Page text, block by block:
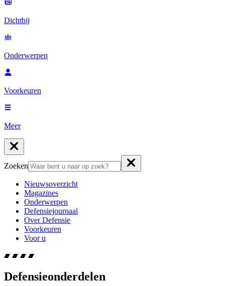
Dichtbij
Onderwerpen
Voorkeuren
Meer
Zoeken
Nieuwsoverzicht
Magazines
Onderwerpen
Defensiejournaal
Over Defensie
Voorkeuren
Voor u
Defensieonderdelen